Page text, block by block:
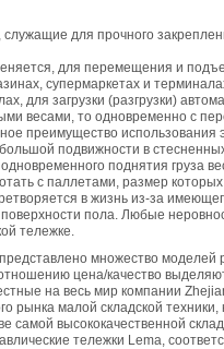
для прочного
для перемещения и
супермаркетах и
для загрузки (разгрузки)
весами, то одновременно с
преимущество использования
подвижности в
поднятия груза
с паллетами, размер
в жизнь из-за
пола. Любые
тележке.
множество моделей
цена/качество
на весь мир компании
рынка малой складской
самой высококачественной
тележки Lema,